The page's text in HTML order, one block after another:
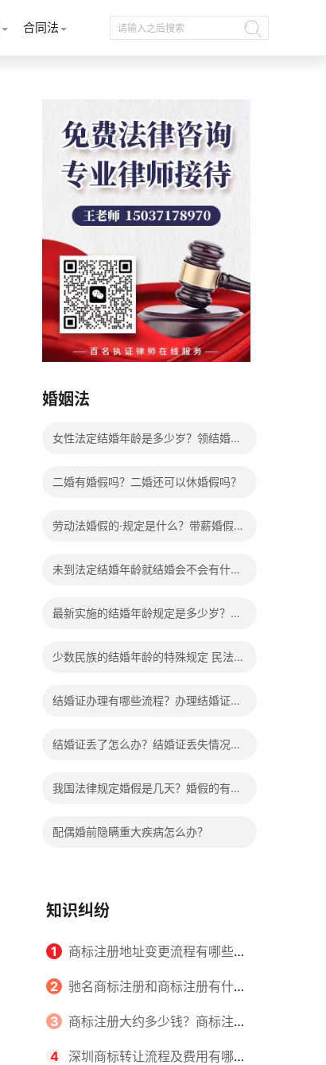
合同法
婚姻法
女性法定结婚年龄是多少岁？领结婚证
二婚有婚假吗？二婚还可以休婚假吗？
劳动法婚假的·规定是什么？带薪婚假工
未到法定结婚年龄就结婚会不会有什么
最新实施的结婚年龄规定是多少岁？法
少数民族的结婚年龄的特殊规定 民法典
结婚证办理有哪些流程？办理结婚证有
结婚证丢了怎么办？结婚证丢失情况有
我国法律规定婚假是几天？婚假的有关
配偶婚前隐瞒重大疾病怎么办？
知识纠纷
1 商标注册地址变更流程有哪些？
怎么提交申请书件？
2 驰名商标注册和商标注册有什么
区别？
3 商标注册大约多少钱？商标注册
查询的方式有哪些？
4 深圳商标转让流程及费用有哪些